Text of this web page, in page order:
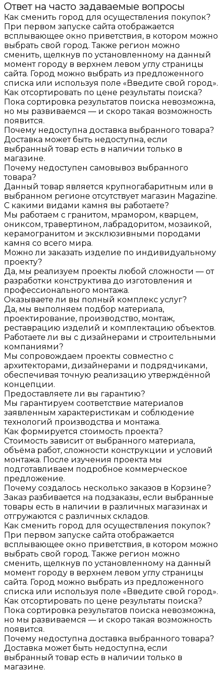
Ответ на часто задаваемые вопросы
Как сменить город для осуществления покупок?
При первом запуске сайта отображается
всплывающее окно приветствия, в котором можно
выбрать свой город. Также регион можно
сменить, щелкнув по установленному на данный
момент городу в верхнем левом углу страницы
сайта. Город можно выбрать из предложенного
списка или используя поле «Введите свой город».
Как отсортировать по цене результаты поиска?
Пока сортировка результатов поиска невозможна,
но мы развиваемся — и скоро такая возможность
появится.
Почему недоступна доставка выбранного товара?
Доставка может быть недоступна, если
выбранный товар есть в наличии только в
магазине.
Почему недоступен самовывоз выбранного
товара?
Данный товар является крупногабаритным или в
выбранном регионе отсутствует магазин Magazine.
С какими видами камня вы работаете?
Мы работаем с гранитом, мрамором, кварцем,
ониксом, травертином, лабрадоритом, мозаикой,
керамогранитом и эксклюзивными породами
камня со всего мира.
Можно ли заказать изделие по индивидуальному
проекту?
Да, мы реализуем проекты любой сложности — от
разработки конструктива до изготовления и
профессионального монтажа.
Оказываете ли вы полный комплекс услуг?
Да, мы выполняем подбор материала,
проектирование, производство, монтаж,
реставрацию изделий и комплектацию объектов.
Работаете ли вы с дизайнерами и строительными
компаниями?
Мы сопровождаем проекты совместно с
архитекторами, дизайнерами и подрядчиками,
обеспечивая точную реализацию утверждённой
концепции.
Предоставляете ли вы гарантию?
Мы гарантируем соответствие материалов
заявленным характеристикам и соблюдение
технологий производства и монтажа.
Как формируется стоимость проекта?
Стоимость зависит от выбранного материала,
объёма работ, сложности конструкции и условий
монтажа. После изучения проекта мы
подготавливаем подробное коммерческое
предложение.
Почему создалось несколько заказов в Корзине?
Заказ разбивается на подзаказы, если выбранные
товары есть в наличии в различных магазинах и
отгружаются с различных складов.
Как сменить город для осуществления покупок?
При первом запуске сайта отображается
всплывающее окно приветствия, в котором можно
выбрать свой город. Также регион можно
сменить, щелкнув по установленному на данный
момент городу в верхнем левом углу страницы
сайта. Город можно выбрать из предложенного
списка или используя поле «Введите свой город».
Как отсортировать по цене результаты поиска?
Пока сортировка результатов поиска невозможна,
но мы развиваемся — и скоро такая возможность
появится.
Почему недоступна доставка выбранного товара?
Доставка может быть недоступна, если
выбранный товар есть в наличии только в
магазине.